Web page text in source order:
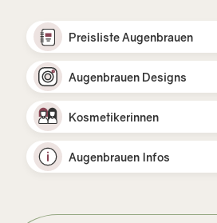
Preisliste Augenbrauen
Augenbrauen Designs
Kosmetikerinnen
Augenbrauen Infos